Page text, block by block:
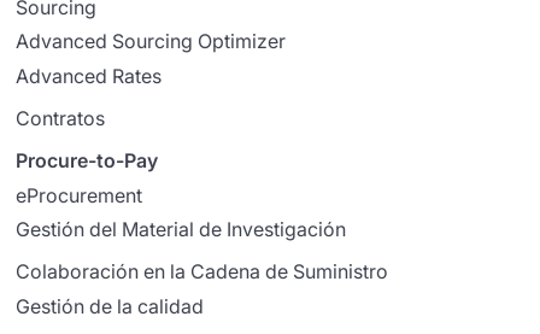
Sourcing
Advanced Sourcing Optimizer
Advanced Rates
Contratos
Procure-to-Pay
eProcurement
Gestión del Material de Investigación
Colaboración en la Cadena de Suministro
Gestión de la calidad